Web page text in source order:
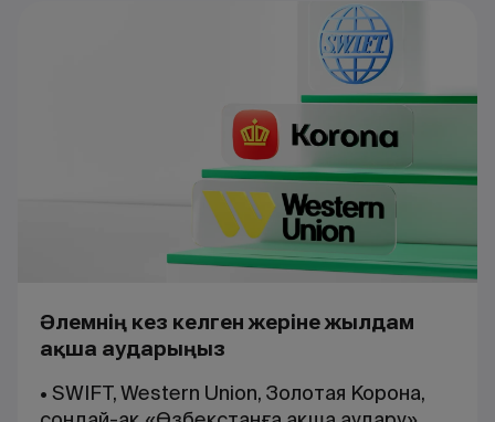
Әлемнің кез келген жеріне жылдам
ақша аударыңыз
• SWIFT, Western Union, Золотая Корона,